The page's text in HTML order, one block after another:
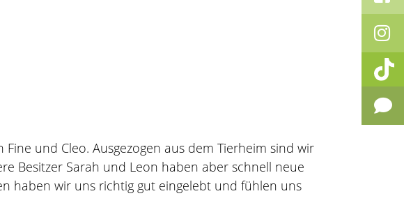
und Cleo. Ausgezogen aus dem Tierheim sind wir
Besitzer Sarah und Leon haben aber schnell neue
haben wir uns richtig gut eingelebt und fühlen uns